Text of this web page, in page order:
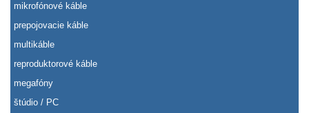
mikrofónové káble
prepojovacie káble
multikáble
reproduktorové káble
megafóny
štúdio / PC